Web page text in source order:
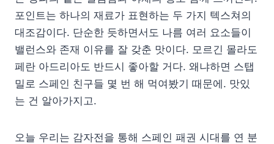
포인트는 하나의 재료가 표현하는 두 가지 텍스쳐의
대조감이다. 단순한 듯하면서도 나름 여러 요소들이
밸런스와 존재 이유를 잘 갖춘 맛이다. 모르긴 몰라도
페란 아드리아도 반드시 좋아할 거다. 왜냐하면 스탭
밀로 스페인 친구들 몇 번 해 먹여봤기 때문에. 맛있
는 건 알아가지고.
오늘 우리는 감자전을 통해 스페인 패권 시대를 연 분